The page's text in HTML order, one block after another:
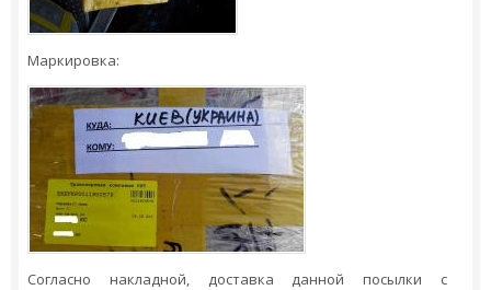
Маркировка:
Согласно накладной, доставка данной посылки с